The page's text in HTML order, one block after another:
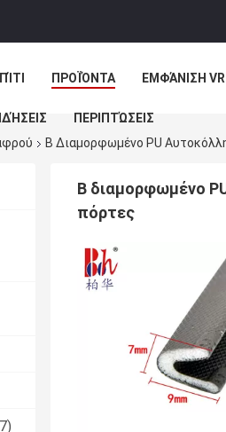
ΠΡΟΪΌΝΤΑ ΕΜΦΆΝΙΣΗ VR
ΠΕΡΙΠΤΏΣΕΙΣ
Β Διαμορφωμένο PU
Β διαμορφωμένο
πόρτες